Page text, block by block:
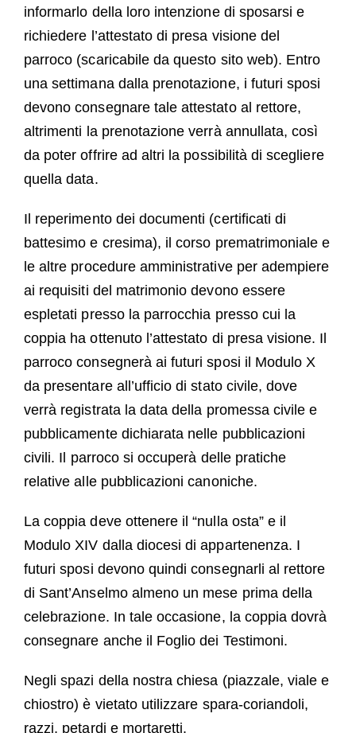
informarlo della loro intenzione di sposarsi e
richiedere l’attestato di presa visione del
parroco (scaricabile da questo sito web). Entro
una settimana dalla prenotazione, i futuri sposi
devono consegnare tale attestato al rettore,
altrimenti la prenotazione verrà annullata, così
da poter offrire ad altri la possibilità di scegliere
quella data.
Il reperimento dei documenti (certificati di
battesimo e cresima), il corso prematrimoniale e
le altre procedure amministrative per adempiere
ai requisiti del matrimonio devono essere
espletati presso la parrocchia presso cui la
coppia ha ottenuto l’attestato di presa visione. Il
parroco consegnerà ai futuri sposi il Modulo X
da presentare all’ufficio di stato civile, dove
verrà registrata la data della promessa civile e
pubblicamente dichiarata nelle pubblicazioni
civili. Il parroco si occuperà delle pratiche
relative alle pubblicazioni canoniche.
La coppia deve ottenere il “nulla osta” e il
Modulo XIV dalla diocesi di appartenenza. I
futuri sposi devono quindi consegnarli al rettore
di Sant’Anselmo almeno un mese prima della
celebrazione. In tale occasione, la coppia dovrà
consegnare anche il Foglio dei Testimoni.
Negli spazi della nostra chiesa (piazzale, viale e
chiostro) è vietato utilizzare spara-coriandoli,
razzi, petardi e mortaretti.